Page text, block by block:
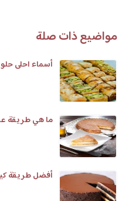
مواضيع ذات صلة
أسماء احلى
ما هي طريقة
أفضل طريقة